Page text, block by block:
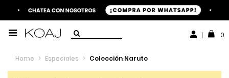
0
Home > Especiales > Colección Naruto